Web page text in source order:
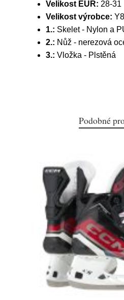
Velikost EUR: 28-31
Velikost výrobce:
1.: Skelet - Nylon a
2.: Nůž - nerezová
3.: Vložka - Plstěná
Podobné